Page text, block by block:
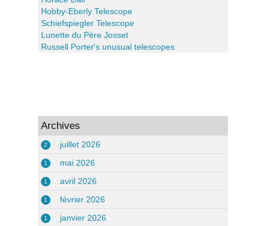
Hobby-Eberly Telescope
Schiefspiegler Telescope
Lunette du Père Josset
Russell Porter's unusual telescopes
Archives
2 juillet 2026
1 mai 2026
1 avril 2026
1 février 2026
1 janvier 2026